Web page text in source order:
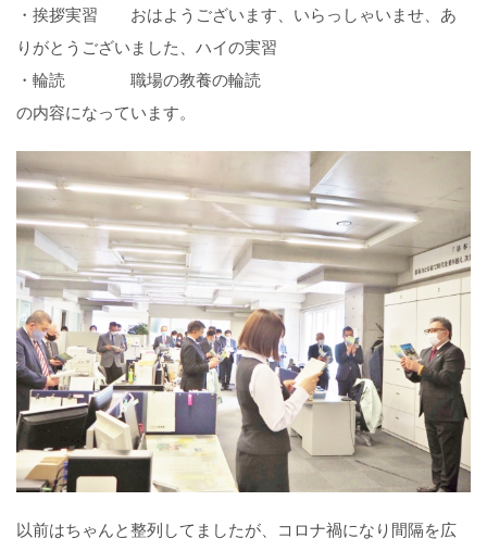
・挨拶実習 おはようございます、いらっしゃいませ、あ
りがとうございました、ハイの実習
・輪読 職場の教養の輪読
の内容になっています。
以前はちゃんと整列してましたが、コロナ禍になり間隔を広